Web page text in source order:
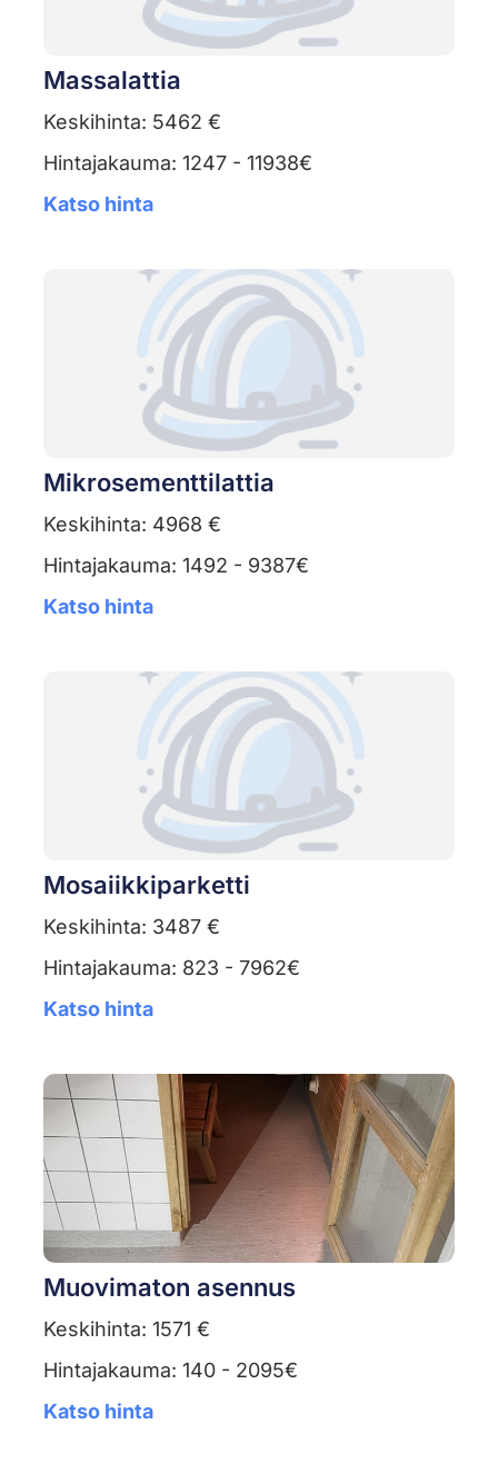
Massalattia
Keskihinta: 5462 €
Hintajakauma: 1247 - 11938€
Katso hinta
Mikrosementtilattia
Keskihinta: 4968 €
Hintajakauma: 1492 - 9387€
Katso hinta
Mosaiikkiparketti
Keskihinta: 3487 €
Hintajakauma: 823 - 7962€
Katso hinta
Muovimaton asennus
Keskihinta: 1571 €
Hintajakauma: 140 - 2095€
Katso hinta